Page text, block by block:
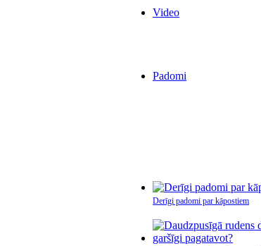
Video
Padomi
Derīgi padomi par kāpostiem